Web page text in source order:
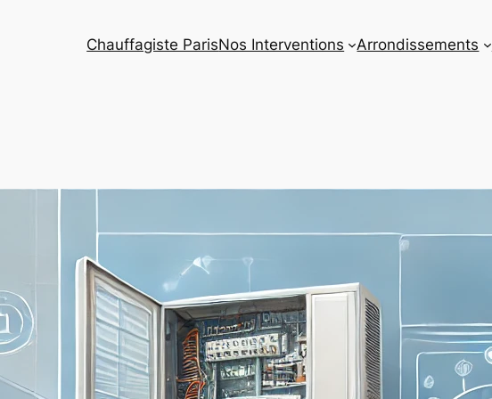
Chauffagiste ParisNos Interventions Arrondissements